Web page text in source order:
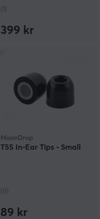
(1)
399 kr
MoonDrop
T55 In-Ear Tips - Small
(0)
89 kr